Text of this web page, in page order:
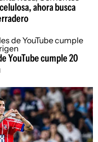
ahora busca
YouTube cumple 20